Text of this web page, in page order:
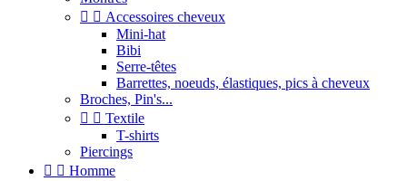
  Accessoires cheveux
Mini-hat
Bibi
Serre-têtes
Barrettes, noeuds, élastiques, pics à cheveux
Broches, Pin's...
  Textile
T-shirts
Piercings
  Homme